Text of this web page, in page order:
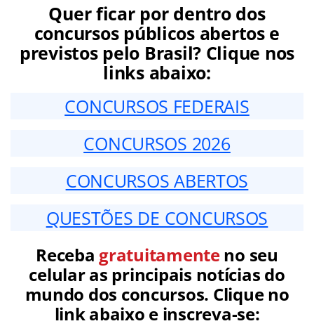
Quer ficar por dentro dos
concursos públicos abertos e
previstos pelo Brasil? Clique nos
links abaixo:
CONCURSOS FEDERAIS
CONCURSOS 2026
CONCURSOS ABERTOS
QUESTÕES DE CONCURSOS
Receba gratuitamenteno seu
celular as principais notícias do
mundo dos concursos. Clique no
link abaixo e inscreva-se: